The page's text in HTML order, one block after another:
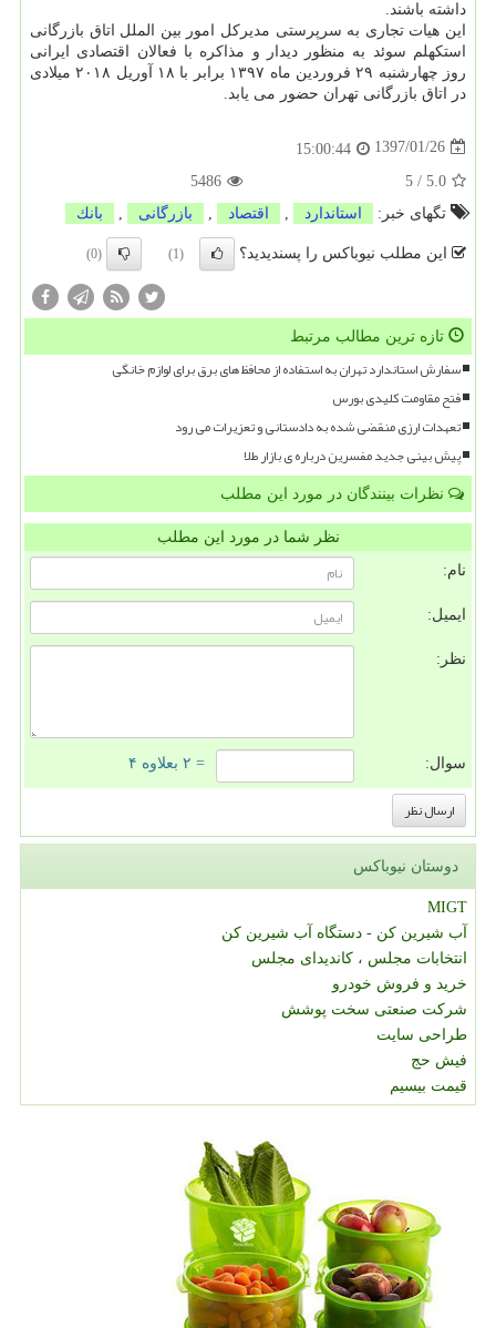
داشته باشند.
این هیات تجاری به سرپرستی مدیركل امور بین الملل اتاق بازرگانی
استكهلم سوئد به منظور دیدار و مذاكره با فعالان اقتصادی ایرانی
روز چهارشنبه ۲۹ فروردین ماه ۱۳۹۷ برابر با ۱۸ آوریل ۲۰۱۸ میلادی
در اتاق بازرگانی تهران حضور می یابد.
1397/01/26
15:00:44
5.0
/
5
5486
تگهای خبر:
استاندارد اقتصاد بازرگانی بانك
این مطلب نیوباکس را پسندیدید؟ (1)
(0)
تازه ترین مطالب مرتبط
سفارش استاندارد تهران به استفاده از محافظ های برق برای لوازم خانگی
فتح مقاومت کلیدی بورس
تعهدات ارزی منقضی شده به دادستانی و تعزیرات می رود
پیش بینی جدید مفسرین درباره ی بازار طلا
نظرات بینندگان در مورد این مطلب
نظر شما در مورد این مطلب
نام:
ایمیل:
نظر:
سوال: = ۲ بعلاوه ۴
دوستان نیوباکس
MIGT
آب شیرین کن - دستگاه آب شیرین کن
انتخابات مجلس ، کاندیدای مجلس
خرید و فروش خودرو
شرکت صنعتی سخت پوشش
طراحی سایت
فیش حج
قیمت بیسیم